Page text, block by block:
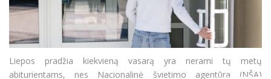
Liepos pradžia kiekvieną vasarą yra nerami tų metų
abiturientams, nes Nacionalinė švietimo agentūra (NŠA)